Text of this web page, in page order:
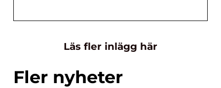
Läs fler inlägg här
Fler nyheter